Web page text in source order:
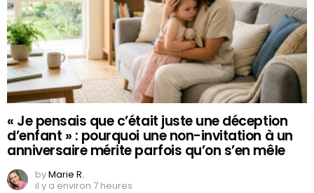
« Je pensais que c’était juste une déception
d’enfant » : pourquoi une non-invitation à un
anniversaire mérite parfois qu’on s’en mêle
byMarie R.
il y a environ 7 heures